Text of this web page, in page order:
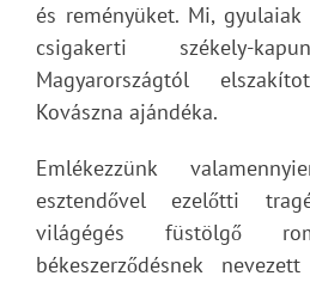
és reményüket. Mi,
csigakerti székely-
Magyarországtól
Kovászna ajándéka.
Emlékezzünk
esztendővel ezelőtti
világégés füstölgő
békeszerződésnek